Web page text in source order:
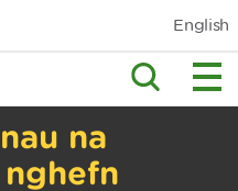
English
na